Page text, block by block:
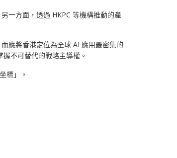
一方面，透過 HKPC 等機構推動的產
應將香港定位為全球 AI 應用最密集的
不可替代的戰略主導權。
標」。